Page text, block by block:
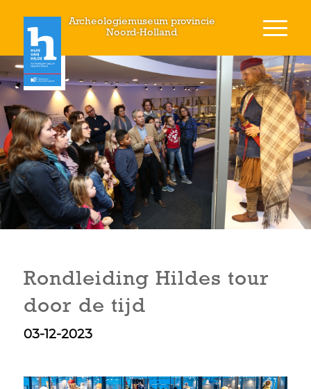
Archeologiemuseum provincie
Noord-Holland
Rondleiding Hildes tour
door de tijd
03-12-2023